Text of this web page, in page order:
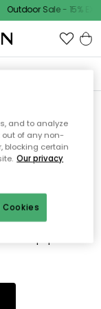
Outdoor Sale - 15%
du
eller att den har
ovan kan du
våra populära
and to analyze
out of any non-
blocking certain
Our privacy